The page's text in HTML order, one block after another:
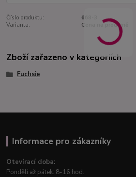
Číslo produktu:
668-3
Varianta:
Cena na prodejně
Zboží zařazeno v kategoriích
Fuchsie
Informace pro zákazníky
Otevírací doba:
Pondělí až pátek: 8-16 hod.